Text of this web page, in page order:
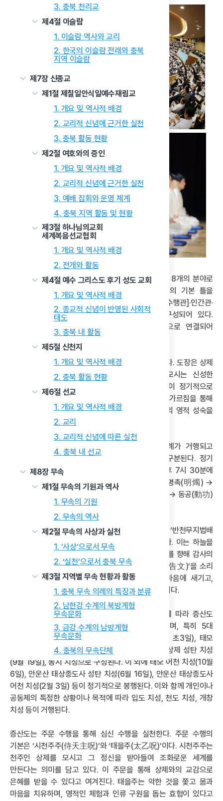
3. 충북 천리교
제4절 이슬람
1. 이슬람 역사와 교리
2. 한국의 이슬람 전래와 충북
지역 이슬람
제7장 신종교
제1절 제칠일안식일예수재림교
1. 개요 및 역사적 배경
2. 교리적 신념에 근거한 실천
3. 충북 활동 현황
제2절 여호와의 증인
1. 개요 및 역사적 배경
2. 교리적 신념에 근거한 실천
3. 예배 집회와 운영 체계
4. 충북 지역 활동 및 현황
제3절 하나님의교회
세계복음선교협회
1. 개요 및 역사적 배경
2. 전개와 활동
제4절 예수 그리스도 후기 성도 교회
1. 개요 및 역사적 배경
2. 종교적 신념이 반영된 사회적
태도
3. 충북 내 활동
제5절 신천지
1. 개요 및 역사적 배경
2. 충북 활동 현황
제6절 선교
1. 개요 및 역사적 배경
2. 교리
3. 교리적 신념에 따른 실천
4. 충북 내 선교
제8장 무속
제1절 무속의 기원과 역사
1. 무속의 기원
2. 무속의 역사
제2절 무속의 사상과 실천
1. ‘사상’으로서 무속
2. ‘실천’으로서 충북 무속
제3절 지역별 무속 현황과 활동
1. 충북 무속 의례의 특징과 분류
2. 남한강 수계의 북방계형
무속문화
3. 금강 수계의 남방계형
무속문화
4. 충북의 무속단체
증산도는 위의 기본 교리를 팔관법(八觀法)이라는 8개의 분야로
체계적으로 정리하여 신자들의 신앙과 수행 실천의 기본 틀을
제공한다. 팔관법은 상제관·수부관·우주관·신관[수행관]·인간관·
천지공사·대두목관[구원관]·일꾼관[후천선경]으로 구성되어 있다.
각 관법은 독립적인 주제를 다루면서도 유기적으로 연결되어
증산도 교리의 전체적 세계관을 형성한다.
증산도의 종교 문화 활동은 도장을 중심으로 전개된다. 도장은 상제
증산, 태모 고수부를 비롯한 많은 천지신명을 모시는 신성한
장소로서 다층적 기능을 수행한다. 도장은 신자들이 정기적으로
모여 치성을 올리는 종교 의례 공간이며, 종도사의 가르침을 통해
진리를 깨닫고 학습하는 교육 공간이다. 또한 개인의 영적 성숙을
추구하는 수행 공간으로의 역할을 담당한다.
현재 증산도의 모든 국내외 도장에서는 치성 의례가 거행되고
있으며, 이는 크게 정기 치성과 비정기 치성으로 구분된다. 정기
치성은 매주 일요일 오전 10시 30분과 수요일 오후 7시 30분에
정례적으로 거행되며, 주요 의례 절차는 ‘봉청수 → 명촉(明燭) →
읍배(揖拜)→ 사배심고(四拜心告) → 심고문 봉독 → 동공(動功)
과 정공(靜功) → 폐장(閉場)’ 순서로 이루어진다.
의례 시 행하는 사배심고는 증산도의 기본 예법으로, ‘반천무지법배
(攀天撫地法拜)’이라는 독특한 절 법을 사용한다. 이는 하늘을
받들고 땅을 어루만지는 형상의 동작을 취하여 상제를 향해 감사의
마음을 표하는 배례법이다. 또한 의례 중 ‘심고문(心告文)’을 소리
내어 읽음으로써 모든 신자들이 진리의 본질을 마음에 새기고,
신앙인의 결의를 다져 상제와 태모께 바치는 기도문이다.
증산도의 연중 주요 의례 행사는 매년 음력 날짜에 따라 증산도
교육문화회관 내 태을궁에서 치성 의례로 거행되며, 특히 5대
치성이 중심을 이룬다. 5대 치성은 정삼 치성(정월 초3일), 태모
성탄 치성(3월 26일), 상제 어천 치성(6월 24일), 상제 성탄 치성
(9월 19일), 동지 치성으로 구성된다. 이 외에 태모 어천 치성(10월
6일), 안운산 태상종도사 성탄 치성(6월 16일), 안운산 태상종도사
어천 치성(2월 3일) 등이 정기적으로 봉행된다. 이와 함께 개인이나
공동체의 특정한 상황이나 목적에 따라 입도 치성, 천도 치성, 개창
치성 등이 거행된다.
증산도는 주문 수행을 통해 심신 수행을 실천한다. 주문 수행의
기본은 ‘시천주주(侍天主呪)’와 ‘태을주(太乙呪)’이다. 시천주주는
천주인 상제를 모시고 그 정신을 받아들여 조화로운 세계를
만든다는 의미를 담고 있다. 이 주문을 통해 상제와의 교감으로
은혜를 받을 수 있다고 여겨진다. 태을주는 악한 것을 쫓고 몸과
마음을 치유하며, 영적인 체험과 인류 구원을 돕는 효험이 있다고